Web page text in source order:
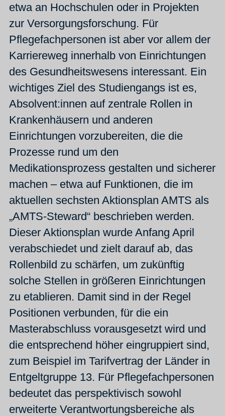
etwa an Hochschulen oder in Projekten
zur Versorgungsforschung. Für
Pflegefachpersonen ist aber vor allem der
Karriereweg innerhalb von Einrichtungen
des Gesundheitswesens interessant. Ein
wichtiges Ziel des Studiengangs ist es,
Absolvent:innen auf zentrale Rollen in
Krankenhäusern und anderen
Einrichtungen vorzubereiten, die die
Prozesse rund um den
Medikationsprozess gestalten und sicherer
machen – etwa auf Funktionen, die im
aktuellen sechsten Aktionsplan AMTS als
„AMTS-Steward“ beschrieben werden.
Dieser Aktionsplan wurde Anfang April
verabschiedet und zielt darauf ab, das
Rollenbild zu schärfen, um zukünftig
solche Stellen in größeren Einrichtungen
zu etablieren. Damit sind in der Regel
Positionen verbunden, für die ein
Masterabschluss vorausgesetzt wird und
die entsprechend höher eingruppiert sind,
zum Beispiel im Tarifvertrag der Länder in
Entgeltgruppe 13. Für Pflegefachpersonen
bedeutet das perspektivisch sowohl
erweiterte Verantwortungsbereiche als